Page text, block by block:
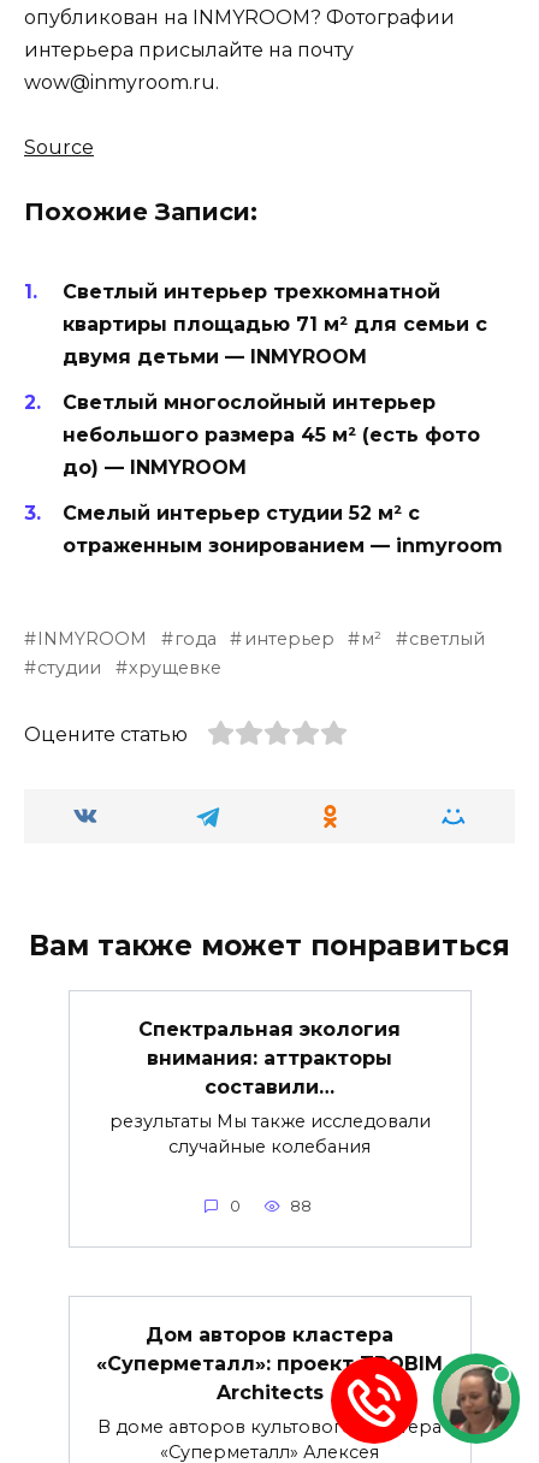
опубликован на INMYROOM? Фотографии
интерьера присылайте на почту
wow@inmyroom.ru.
Source
Похожие Записи:
Светлый интерьер трехкомнатной
квартиры площадью 71 м² для семьи с
двумя детьми — INMYROOM
Светлый многослойный интерьер
небольшого размера 45 м² (есть фото
до) — INMYROOM
Смелый интерьер студии 52 м² с
отраженным зонированием — inmyroom
INMYROOM года интерьер м²
светлый
студии
хрущевке
Оцените статью
Вам также может понравиться
Спектральная экология
внимания: аттракторы
составили…
результаты Мы также исследовали
случайные колебания
0 88
Дом авторов кластера
«Суперметалл»: проект ZROBIM
Architects
В доме авторов культового кластера
«Суперметалл» Алексея